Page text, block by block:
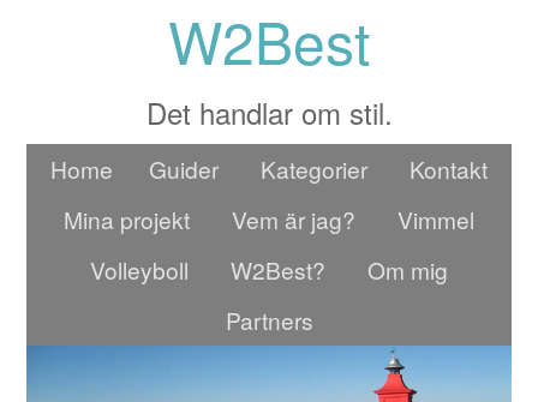
W2Best
Det handlar om stil.
Home Guider Kategorier
Kontakt
Mina projekt
Vem är jag?
Vimmel
Volleyboll
W2Best?
Om mig
Partners